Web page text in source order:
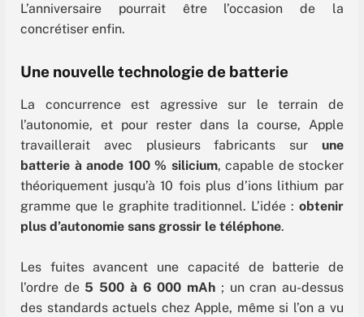
L’anniversaire pourrait être l’occasion de la
concrétiser enfin.
Une nouvelle technologie de batterie
La concurrence est agressive sur le terrain de
l’autonomie, et pour rester dans la course, Apple
travaillerait avec plusieurs fabricants sur une
batterie à anode 100 % silicium, capable de stocker
théoriquement jusqu’à 10 fois plus d’ions lithium par
gramme que le graphite traditionnel. L’idée : obtenir
plus d’autonomie sans grossir le téléphone.
Les fuites avancent une capacité de batterie de
l’ordre de 5 500 à 6 000 mAh ; un cran au-dessus
des standards actuels chez Apple, même si l’on a vu